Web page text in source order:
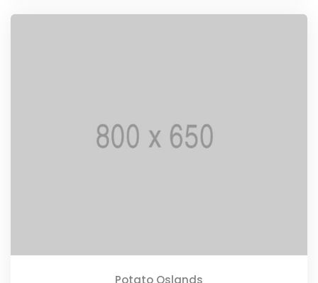
Potato Oslands